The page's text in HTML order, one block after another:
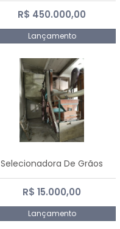
R$ 450.000,00
Lançamento
Selecionadora De Grãos
R$ 15.000,00
Lançamento